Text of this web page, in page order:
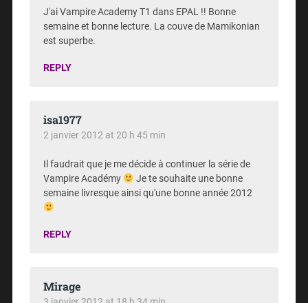
J'ai Vampire Academy T1 dans EPAL !! Bonne
semaine et bonne lecture. La couve de Mamikonian
est superbe.
REPLY
isa1977
2 janvier 2012 at 20 h 45 min
Il faudrait que je me décide à continuer la série de
Vampire Académy
Je te souhaite une bonne
semaine livresque ainsi qu'une bonne année 2012
REPLY
Mirage